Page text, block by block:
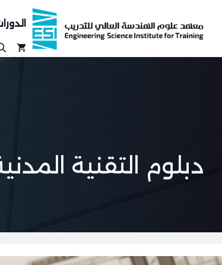
المحتوى
دبلوم التقنية